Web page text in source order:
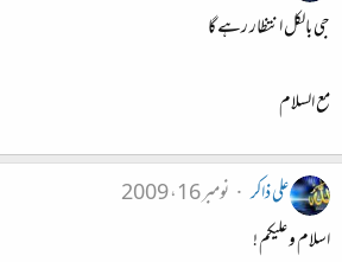
جی بالکل انتظار رہے گا
مع السلام
علی ذاکر
نومبر 16، 2009
اسلام و علیکم !